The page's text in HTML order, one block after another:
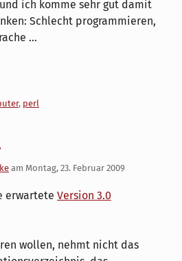
ich komme sehr gut damit
Schlecht programmieren,
...
, perl
am Montag, 23. Februar 2009
erwartete Version 3.0
wollen, nehmt nicht das